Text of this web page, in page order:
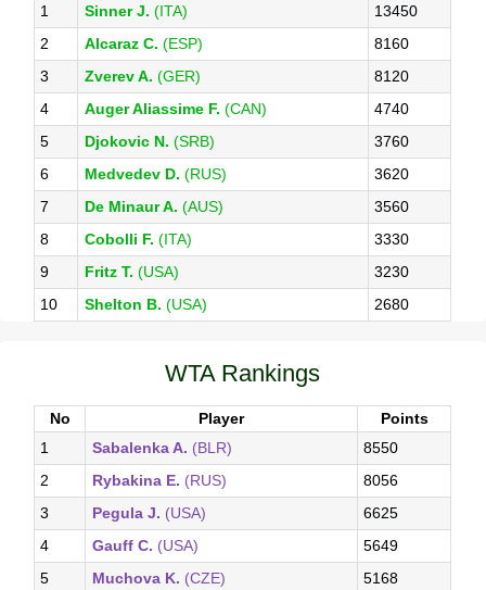
1
Sinner J. (ITA)
13450
2
Alcaraz C. (ESP)
8160
3
Zverev A. (GER)
8120
4
Auger Aliassime F. (CAN)
4740
5
Djokovic N. (SRB)
3760
6
Medvedev D. (RUS)
3620
7
De Minaur A. (AUS)
3560
8
Cobolli F. (ITA)
3330
9
Fritz T. (USA)
3230
10
Shelton B. (USA) 2680
WTA Rankings
No Player
Points
1
Sabalenka A. (BLR)
8550
2
Rybakina E. (RUS)
8056
3
Pegula J. (USA)
6625
4
Gauff C. (USA)
5649
5
Muchova K. (CZE) 5168